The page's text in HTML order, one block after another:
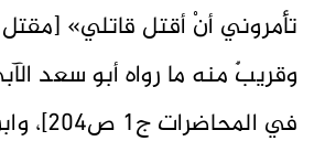
وقريبٌ منه ما رواه أبو سعد
في